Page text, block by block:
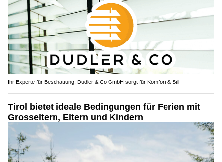
Ihr Experte für Beschattung: Dudler & Co GmbH sorgt für Komfort & Stil
Tirol bietet ideale Bedingungen für Ferien mit
Grosseltern, Eltern und Kindern